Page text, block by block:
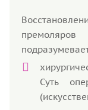
Суть